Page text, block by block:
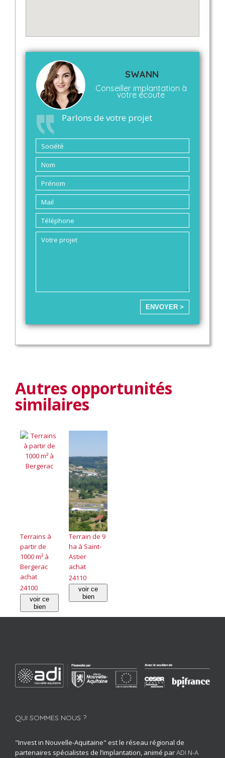
SWANN
Conseiller implantation à
votre écoute
Parlons de votre projet
ENVOYER >
Autres opportunités
similaires
Terrains à
partir de
1000 m² à
Bergerac
achat
24100
voir ce
bien
Terrain de 9
ha à Saint-
Astier
achat
24110
voir ce
bien
QUI SOMMES NOUS ?
"Invest in Nouvelle-Aquitaine" est le réseau régional de
partenaires spécialistes de l’implantation, animé parADI N-A